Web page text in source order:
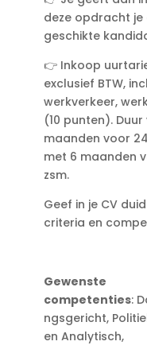
deze opdracht
geschikte
👉 Inkoop
exclusief BTW,
werkverkeer,
(10 punten).
maanden voor
met 6 maanden
zsm.
Geef in je CV
criteria en
Gewenste
competenties:
ngsgericht,
en Analytisch,